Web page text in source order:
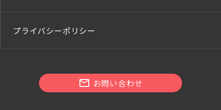
プライバシーポリシー
お問い合わせ